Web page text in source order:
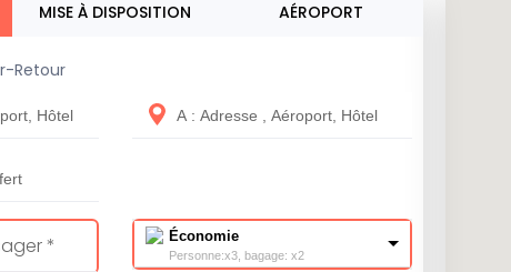
MISE À DISPOSITION AÉROPORT
Retour
Économie
Personne:x3, bagage: x2